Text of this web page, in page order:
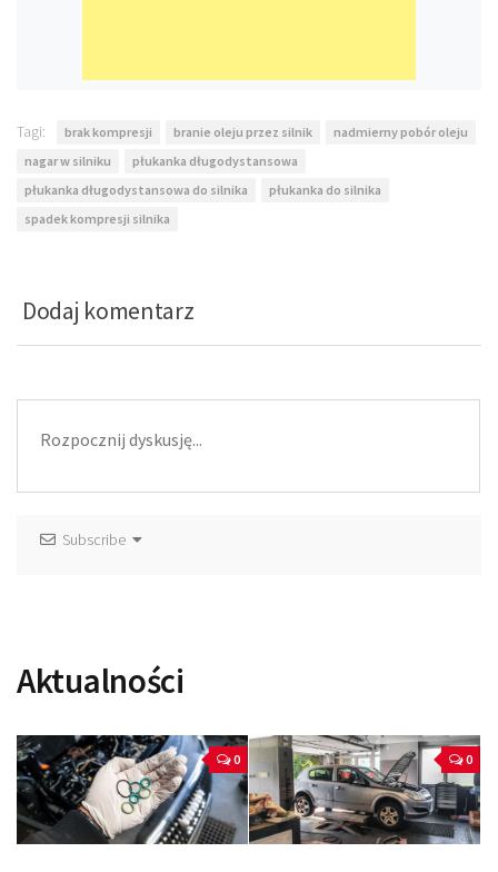
Tagi: brak kompresji branie oleju przez silnik
nadmierny pobór oleju
nagar w silniku
płukanka długodystansowa
płukanka długodystansowa do silnika
płukanka do silnika
spadek kompresji silnika
Dodaj komentarz
Subscribe
Aktualności
0 0